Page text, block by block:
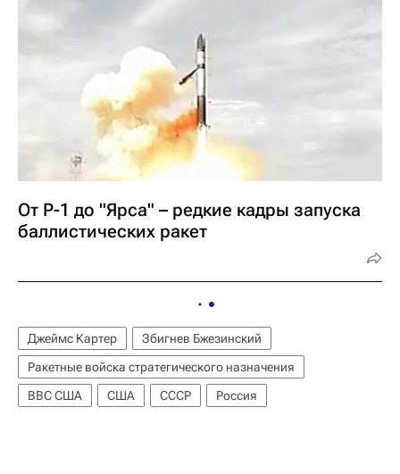
От Р-1 до "Ярса" – редкие кадры запуска
баллистических ракет
Джеймс Картер
Збигнев Бжезинский
Ракетные войска стратегического назначения
ВВС США
США СССР Россия